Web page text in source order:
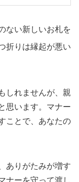
ない新しいお札を
折りは縁起が悪い
しれませんが、親
思います。マナー
ことで、あなたの
ありがたみが増す
ナーを守って渡し